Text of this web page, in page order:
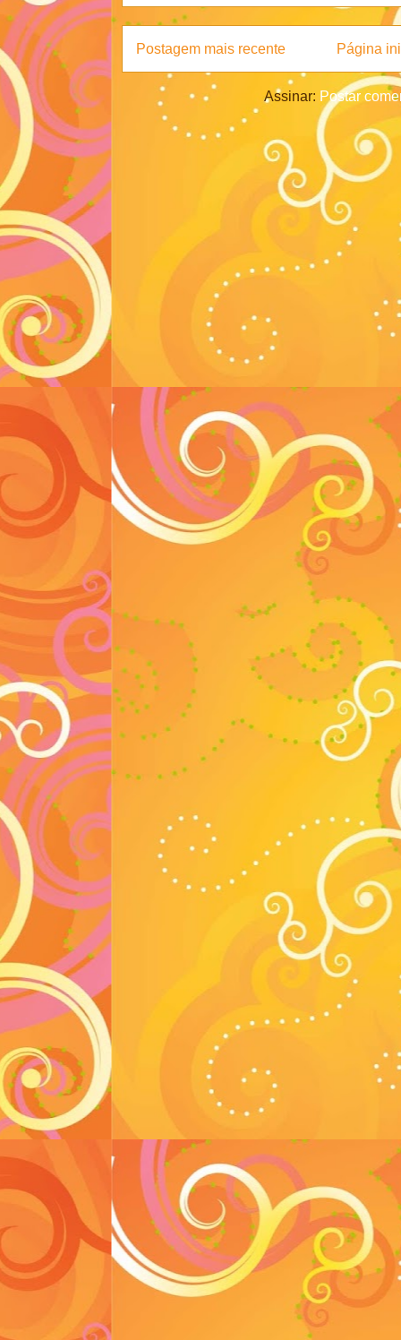
Postagem mais recente Página
Assinar: Postar